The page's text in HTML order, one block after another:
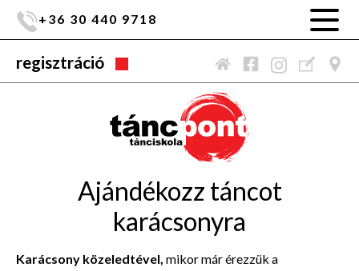
+36 30 440 9718
regisztráció
Ajándékozz táncot
karácsonyra
Karácsony közeledtével, mikor már érezzük a